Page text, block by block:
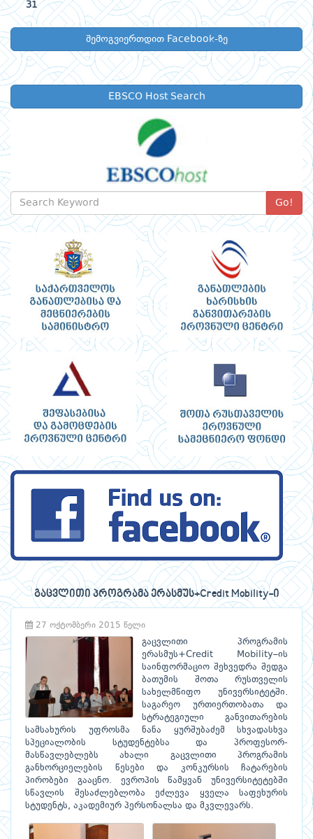
31
შემოგვიერთდით Facebook-ზე
EBSCO Host Search
Go!
გაცვლითი პროგრამა ერასმუს+Credit Mobility-ი
27 ოქტომბერი 2015 წელი
გაცვლითი პროგრამის
ერასმუს+Credit Mobility–ის
საინფორმაციო შეხვედრა შედგა
ბათუმის შოთა რუსთველის
სახელმწიფო უნივერსიტეტში.
საგარეო ურთიერთობათა და
სტრატეგიული განვითარების
სამსახურის უფროსმა ნანა ყურშუბაძემ სხვადასხვა
სპეციალობის სტუდენტებსა და პროფესორ-
მასწავლებლებს ახალი გაცვლითი პროგრამის
განხორციელების წესები და კონკურსის ჩატარების
პირობები გააცნო. ევროპის წამყვან უნივერსიტეტებში
სწავლის შესაძლებლობა ეძლევა ყველა საფეხურის
სტუდენტს, აკადემიურ პერსონალსა და მკვლევარს.